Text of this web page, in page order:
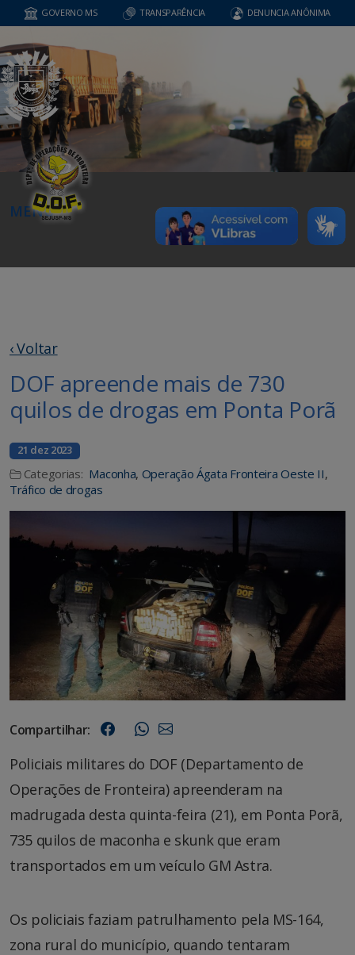
GOVERNO MS TRANSPARÊNCIA DENUNCIA ANÔNIMA
MENU
‹ Voltar
DOF apreende mais de 730
quilos de drogas em Ponta Porã
21 dez 2023
Categorias: Maconha, Operação Ágata Fronteira Oeste II,
Tráfico de drogas
Compartilhar:
Policiais militares do DOF (Departamento de
Operações de Fronteira) apreenderam na
madrugada desta quinta-feira (21), em Ponta Porã,
735 quilos de maconha e skunk que eram
transportados em um veículo GM Astra.
Os policiais faziam patrulhamento pela MS-164,
zona rural do município, quando tentaram